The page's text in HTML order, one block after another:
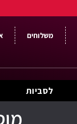
משלוחים
לסביות